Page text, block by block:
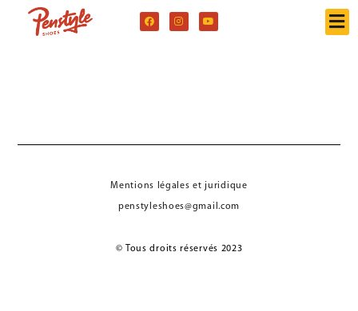
Mentions légales et juridique
penstyleshoes@gmail.com
© Tous droits réservés 2023